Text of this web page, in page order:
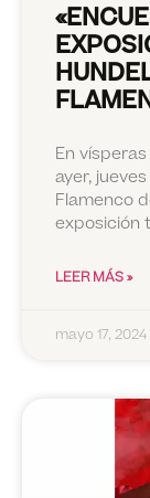
En
ayer,
Flamenco
exposición
LEER MÁS »
mayo 17, 2024